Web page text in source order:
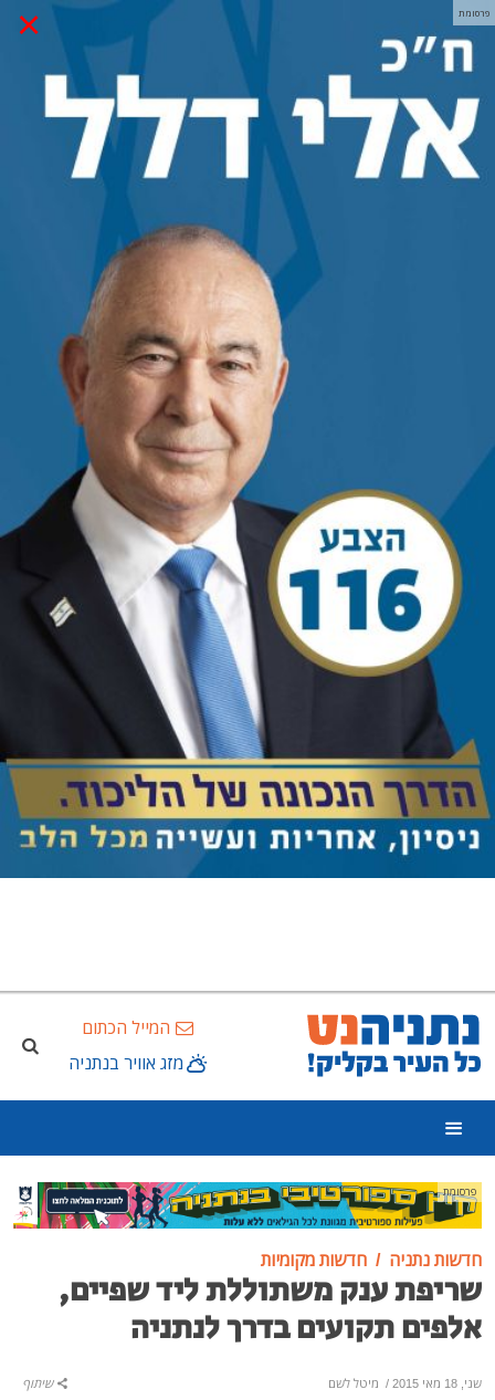
× פרסומת
המייל הכתום
מזג אוויר בנתניה
פרסומת
חדשות נתניה חדשות מקומיות
שריפת ענק משתוללת ליד שפיים,
אלפים תקועים בדרך לנתניה
שני, 18 מאי 2015 / מיטל לשם שיתוף